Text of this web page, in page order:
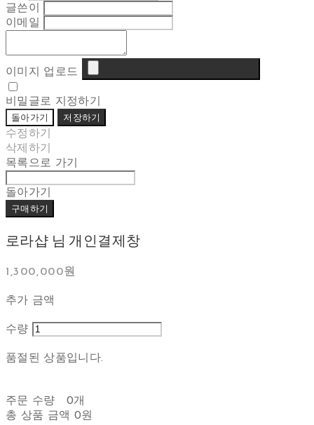
글쓴이
이메일
이미지 업로드
비밀글로 지정하기
돌아가기 저장하기
수정하기
삭제하기
목록으로 가기
돌아가기
구매하기
로라샵 님 개인결제창
1,300,000원
추가 금액
수량
품절된 상품입니다.
주문 수량
0개
총 상품 금액 0원